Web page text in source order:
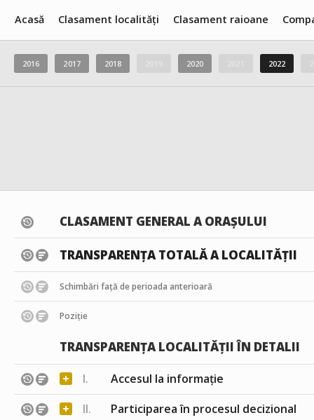
Acasă Clasament localități Clasament raioane
2016 2017 2018 2020 2022
CLASAMENT GENERAL A ORAȘULUI
TRANSPARENȚA TOTALĂ A LOCALITĂȚII
Schimbări față de perioada anterioară
Poziție
TRANSPARENȚA LOCALITĂȚII ÎN DETALII
+
I. Accesul la informație
+ II. Participarea în procesul decizional